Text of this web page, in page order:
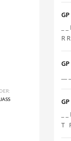
JASS
_
R
_
T